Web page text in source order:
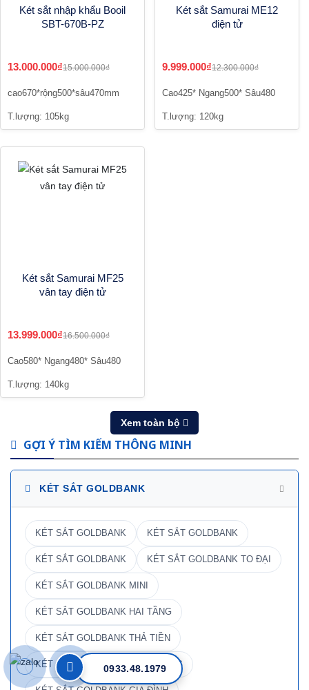
Két sắt nhập khẩu Booil
SBT-670B-PZ
13.000.000₫15.000.000₫
cao670*rộng500*sâu470mm
T.lượng: 105kg
Két sắt Samurai ME12
điện tử
9.999.000₫12.300.000₫
Cao425* Ngang500* Sâu480
T.lượng: 120kg
Két sắt Samurai MF25
vân tay điện tử
13.999.000₫16.500.000₫
Cao580* Ngang480* Sâu480
T.lượng: 140kg
Xem toàn bộ
GỢI Ý TÌM KIẾM THÔNG MINH
KÉT SẮT GOLDBANK
KÉT SẮT GOLDBANK KÉT SẮT GOLDBANK
KÉT SẮT GOLDBANK KÉT SẮT GOLDBANK TO ĐẠI
KÉT SẮT GOLDBANK MINI
KÉT SẮT GOLDBANK HAI TẦNG
KÉT SẮT GOLDBANK THẢ TIỀN
KÉT SẮT GOLDBANK NGÂN HÀNG
0933.48.1979